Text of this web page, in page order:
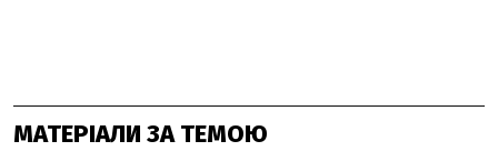
МАТЕРІАЛИ ЗА ТЕМОЮ